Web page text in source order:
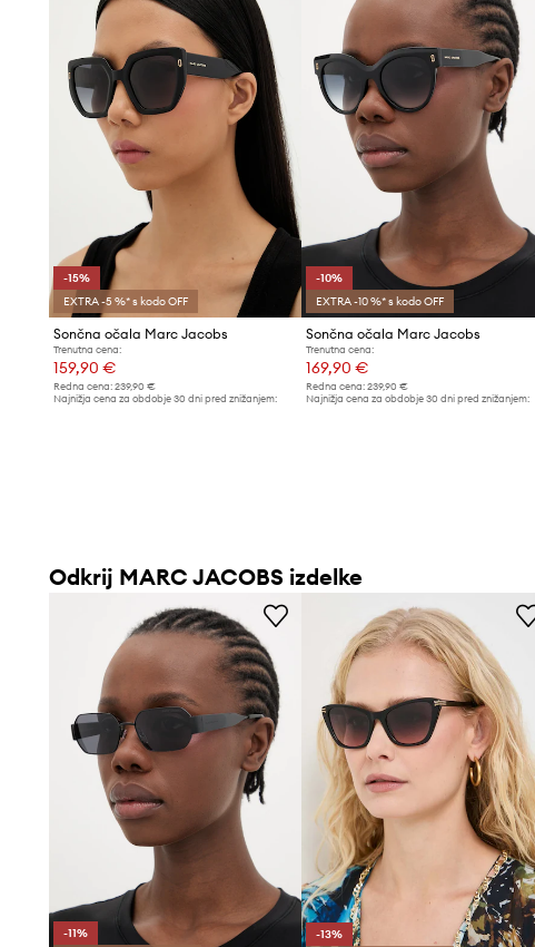
-15%
EXTRA -5 %* s kodo OFF
Sončna očala Marc Jacobs
Trenutna cena:
159,90 €
Redna cena: 239,90 €
Najnižja cena za obdobje 30 dni pred znižanjem:
-10%
EXTRA -10 %* s kodo OFF
Sončna očala Marc Jacobs
Trenutna cena:
169,90 €
Redna cena:239,90 €
Najnižja cena za obdobje 30 dni pred znižanjem:
Odkrij MARC JACOBS izdelke
-11%
-13%